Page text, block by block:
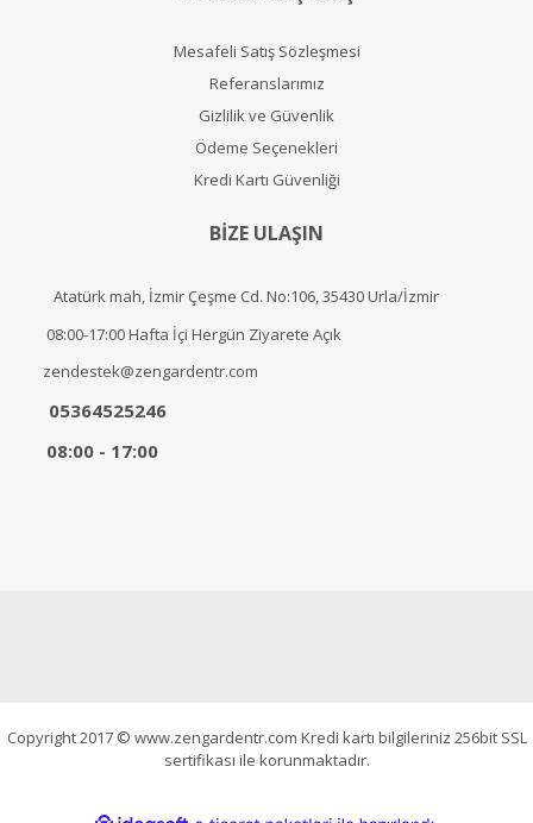
Mesafeli Satış Sözleşmesi
Referanslarımız
Gizlilik ve Güvenlik
Ödeme Seçenekleri
Kredi Kartı Güvenliği
BİZE ULAŞIN
Atatürk mah, İzmir Çeşme Cd. No:106, 35430 Urla/İzmir
08:00-17:00 Hafta İçi Hergün Ziyarete Açık
zendestek@zengardentr.com
05364525246
08:00 - 17:00
Copyright 2017 © www.zengardentr.com Kredi kartı bilgileriniz 256bit SSL
sertifikası ile korunmaktadır.